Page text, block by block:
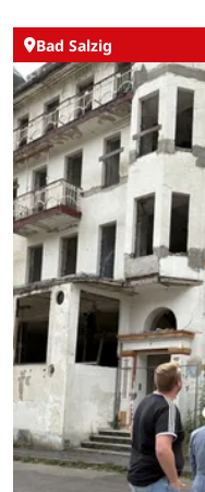
Bad Salzig